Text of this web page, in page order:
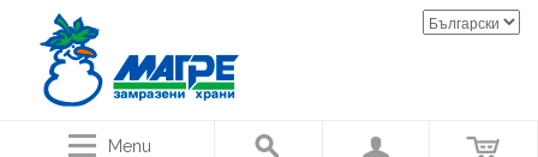
Menu